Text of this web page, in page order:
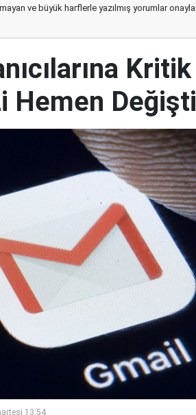
ve büyük harflerle yazılmış yorumlar
Kritik
Hemen
13:54